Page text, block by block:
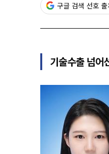
구글 검색 선호
기술수출 넘